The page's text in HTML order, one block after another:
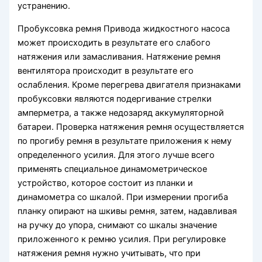
устранению.
Пробуксовка ремня Привода жидкостного насоса
может происходить в результате его слабого
натяжения или замасливания. Натяжение ремня
вентилятора происходит в результате его
ослабления. Кроме перегрева двигателя признаками
пробуксовки являются подергивание стрелки
амперметра, а также недозаряд аккумуляторной
батареи. Проверка натяжения ремня осуществляется
по прогибу ремня в результате приложения к нему
определенного усилия. Для этого лучше всего
применять специальное динамометрическое
устройство, которое состоит из планки и
динамометра со шкалой. При измерении прогиба
планку опирают на шкивы ремня, затем, надавливая
на ручку до упора, снимают со шкалы значение
приложенного к ремню усилия. При регулировке
натяжения ремня нужно учитывать, что при